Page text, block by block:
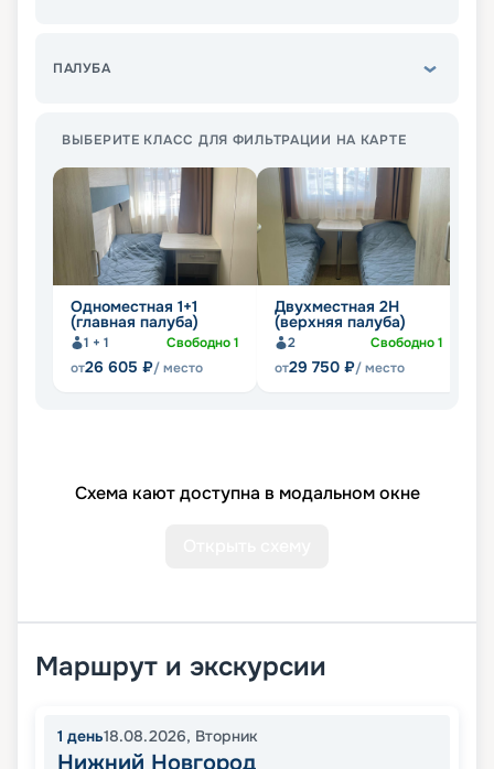
ПАЛУБА
ВЫБЕРИТЕ КЛАСС ДЛЯ ФИЛЬТРАЦИИ НА КАРТЕ
Одноместная 1+1
(главная палуба)
1 + 1 Свободно1
от26 605 ₽/ место
Двухместная 2Н
(верхняя палуба)
2 Свободно1
от29 750 ₽/ место
Схема кают доступна в модальном окне
Маршрут и экскурсии
1 день18.08.2026, Вторник
Нижний Новгород